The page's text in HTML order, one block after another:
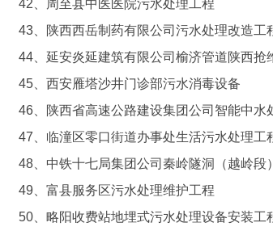
42、周至县中医医院污水处理工程
43、陕西西岳制药有限公司污水处理改造工
44、延安炎延建筑有限公司榆济管道陕西
45、西安雁塔沙井门诊部污水消毒设备
46、陕西省高速公路建设集团公司智能中水
47、临潼区零口街道办事处生活污水处理工
48、中铁十七局集团公司秦岭隧洞（越岭
49、富县服务区污水处理维护工程
50、略阳收费站地埋式污水处理设备安装工